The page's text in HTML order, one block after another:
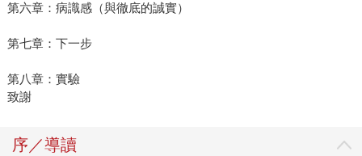
第六章：病識感（與徹底的誠實）
第七章：下一步
第八章：實驗
致謝
序／導讀